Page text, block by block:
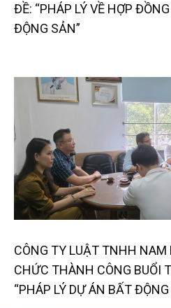
ĐỀ: “PHÁP LÝ VỀ HỢP
ĐỘNG SẢN”
CÔNG TY LUẬT TNHH NAM
CHỨC THÀNH CÔNG BUỔI
“PHÁP LÝ DỰ ÁN BẤT ĐỘNG